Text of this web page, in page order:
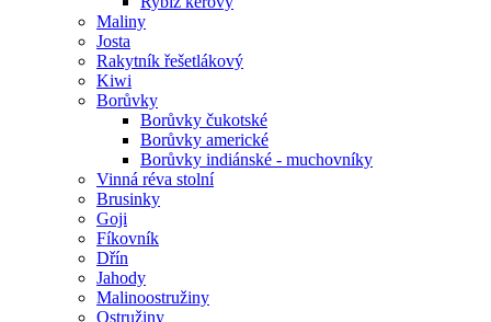
Maliny
Josta
Rakytník řešetlákový
Kiwi
Borůvky
Borůvky čukotské
Borůvky americké
Borůvky indiánské - muchovníky
Vinná réva stolní
Brusinky
Goji
Fíkovník
Dřín
Jahody
Malinoostružiny
Ostružiny